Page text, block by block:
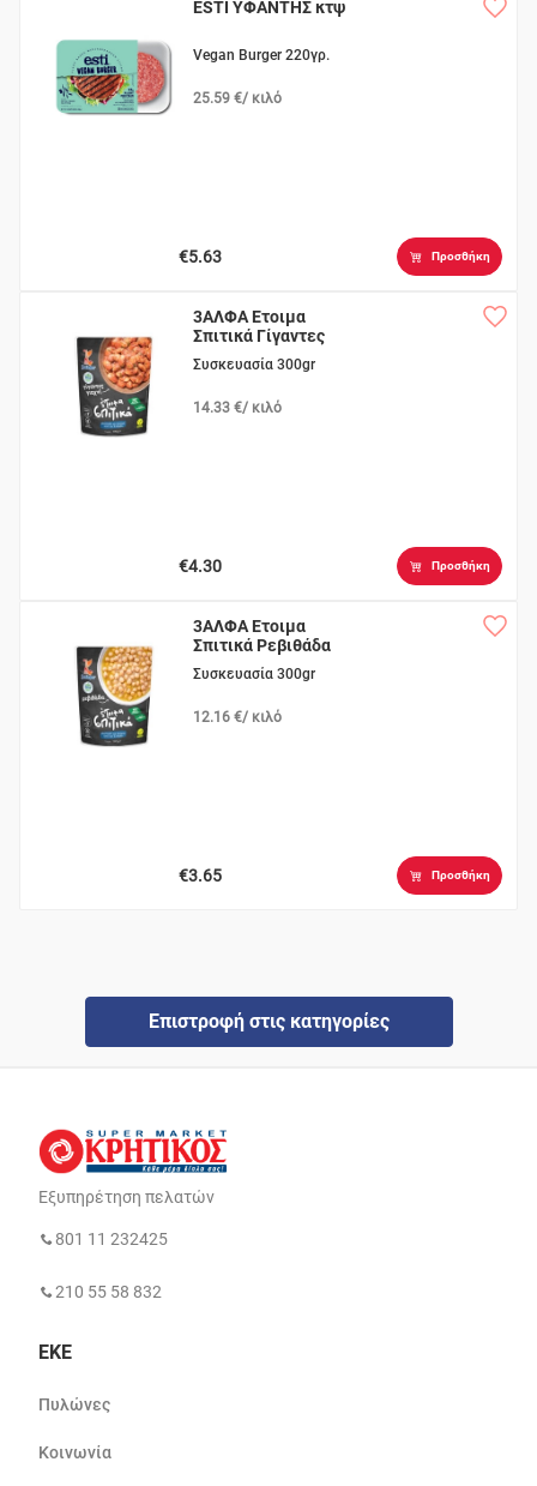
ESTI ΥΦΑΝΤΗΣ κτψ
Vegan Burger 220γρ.
25.59 €/ κιλό
€5.63 Προσθήκη
3ΑΛΦΑ Ετοιμα
Σπιτικά Γίγαντες
Γιαχνί
Συσκευασία 300gr
14.33 €/ κιλό
€4.30 Προσθήκη
3ΑΛΦΑ Ετοιμα
Σπιτικά Ρεβιθάδα
Συσκευασία 300gr
12.16 €/ κιλό
€3.65 Προσθήκη
Επιστροφή στις κατηγορίες
Εξυπηρέτηση πελατών
801 11 232425
210 55 58 832
ΕΚΕ
Πυλώνες
Κοινωνία